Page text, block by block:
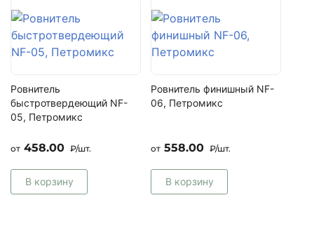
Ровнитель
быстротвердеющий NF-
05, Петромикс
от 458.00 ₽/шт.
В корзину
Ровнитель финишный NF-
06, Петромикс
от 558.00 ₽/шт.
В корзину